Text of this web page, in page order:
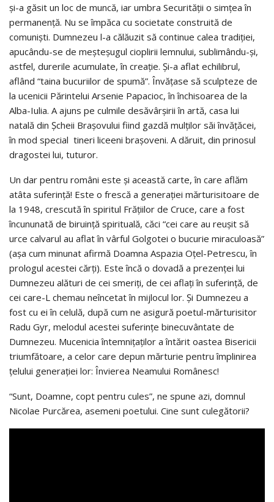
şi-a găsit un loc de muncă, iar umbra Securităţii o simţea în
permanenţă. Nu se împăca cu societate construită de
comunişti. Dumnezeu l-a călăuzit să continue calea tradiţiei,
apucându-se de meşteşugul cioplirii lemnului, sublimându-şi,
astfel, durerile acumulate, în creaţie. Şi-a aflat echilibrul,
aflând “taina bucuriilor de spumă”. Învăţase să sculpteze de
la ucenicii Părintelui Arsenie Papacioc, în închisoarea de la
Alba-Iulia. A ajuns pe culmile desăvârşirii în artă, casa lui
natală din Şcheii Braşovului fiind gazdă mulţilor săi învăţăcei,
în mod special tineri liceeni braşoveni. A dăruit, din prinosul
dragostei lui, tuturor.
Un dar pentru români este şi această carte, în care aflăm
atâta suferinţă! Este o frescă a generaţiei mărturisitoare de
la 1948, crescută în spiritul Frăţiilor de Cruce, care a fost
încununată de biruinţă spirituală, căci “cei care au reuşit să
urce calvarul au aflat în vârful Golgotei o bucurie miraculoasă”
(aşa cum minunat afirmă Doamna Aspazia Oţel-Petrescu, în
prologul acestei cărţi). Este încă o dovadă a prezenţei lui
Dumnezeu alături de cei smeriţi, de cei aflaţi în suferinţă, de
cei care-L chemau neîncetat în mijlocul lor. Şi Dumnezeu a
fost cu ei în celulă, după cum ne asigură poetul-mărturisitor
Radu Gyr, melodul acestei suferinţe binecuvântate de
Dumnezeu. Mucenicia întemniţaţilor a întărit oastea Bisericii
triumfătoare, a celor care depun mărturie pentru împlinirea
ţelului generaţiei lor: Învierea Neamului Românesc!
“Sunt, Doamne, copt pentru cules”, ne spune azi, domnul
Nicolae Purcărea, asemeni poetului. Cine sunt culegătorii?